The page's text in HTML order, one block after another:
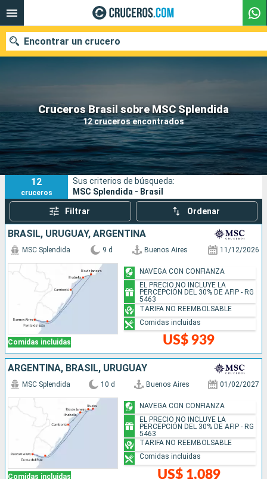
Cruceros Brasil sobre MSC Splendida
12 cruceros encontrados
Encontrar un crucero
Nuestros destinos
Fecha de salida
Puertos Compañías
Buscar
12
cruceros
Sus criterios de búsqueda:
MSC Splendida - Brasil
Filtrar Ordenar
BRASIL, URUGUAY, ARGENTINA
Comidas incluidas
MSC Splendida 9 d Buenos Aires 11/12/2026
US$ 939
NAVEGA CON CONFIANZA
EL PRECIO NO INCLUYE LA
PERCEPCIÓN DEL 30% DE AFIP - RG
5463
TARIFA NO REEMBOLSABLE
Comidas incluidas
ARGENTINA, BRASIL, URUGUAY
Comidas incluidas
MSC Splendida 10 d Buenos Aires 01/02/2027
US$ 1,089
NAVEGA CON CONFIANZA
EL PRECIO NO INCLUYE LA
PERCEPCIÓN DEL 30% DE AFIP - RG
5463
TARIFA NO REEMBOLSABLE
Comidas incluidas